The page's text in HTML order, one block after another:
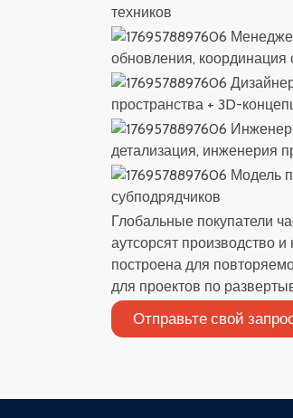
техников
обновления, координация
пространства + 3D-
детализация, инженерия
Модель
субподрядчиков
Глобальные покупатели
аутсорсят производство и
построена для
для проектов по
Отправьте свой